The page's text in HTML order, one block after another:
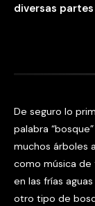
diversas
De seguro lo
palabra
muchos árboles
como música de
en las frías
otro tipo de